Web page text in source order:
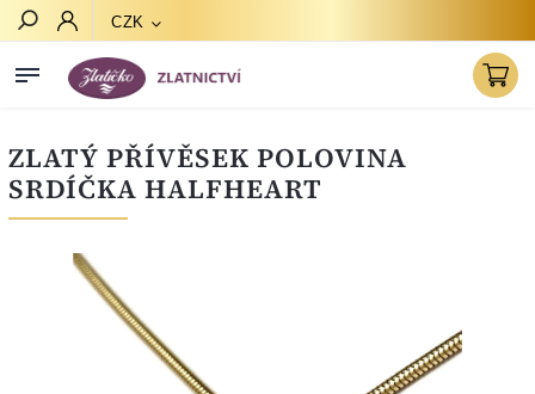
CZK
ZLATÝ PŘÍVĚSEK POLOVINA
SRDÍČKA HALFHEART